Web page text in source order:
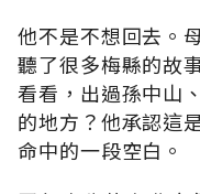
他不是不想回去。
聽了很多梅縣的故
看看，出過孫中山
的地方？他承認這
命中的一段空白。